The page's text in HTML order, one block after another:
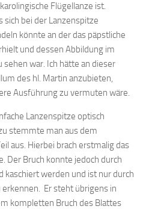
Flügellanze ist.
sich bei der Lanzenspitze
könnte an der das päpstliche
und dessen Abbildung im
war. Ich hätte an dieser
des hl. Martin anzubieten,
Ausführung zu vermuten wäre.
Lanzenspitze optisch
stemmte man aus dem
aus. Hierbei brach erstmalig das
Der Bruch konnte jedoch durch
werden und ist nur durch
Er steht übrigens in
kompletten Bruch des Blattes